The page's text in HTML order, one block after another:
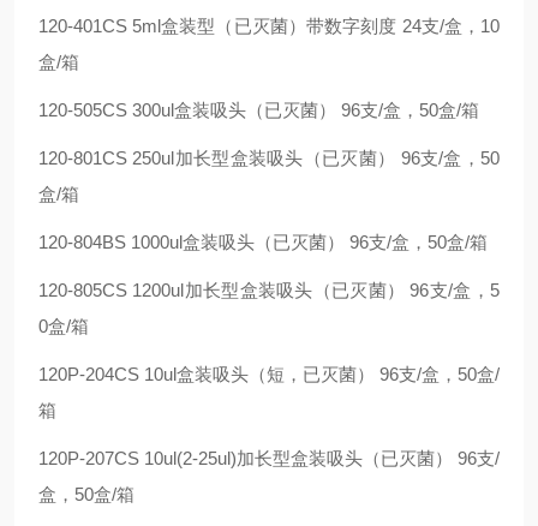
120-401CS 5ml盒装型（已灭菌）带数字刻度 24支/盒，10
盒/箱
120-505CS 300ul盒装吸头（已灭菌） 96支/盒，50盒/箱
120-801CS 250ul加长型盒装吸头（已灭菌） 96支/盒，50
盒/箱
120-804BS 1000ul盒装吸头（已灭菌） 96支/盒，50盒/箱
120-805CS 1200ul加长型盒装吸头（已灭菌） 96支/盒，5
0盒/箱
120P-204CS 10ul盒装吸头（短，已灭菌） 96支/盒，50盒/
箱
120P-207CS 10ul(2-25ul)加长型盒装吸头（已灭菌） 96支/
盒，50盒/箱